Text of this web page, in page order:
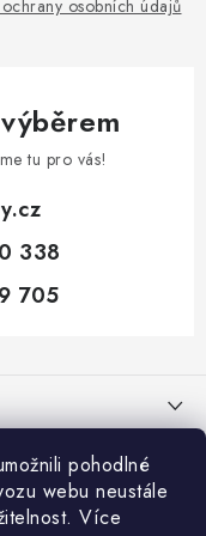
pohodlné
webu neustále
Více
osobních údajů
tu pro vás!
338
705